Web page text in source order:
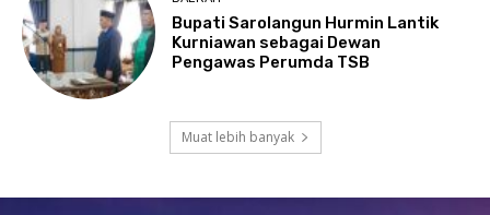
Bupati Sarolangun Hurmin Lantik
Kurniawan sebagai Dewan
Pengawas Perumda TSB
Muat lebih banyak